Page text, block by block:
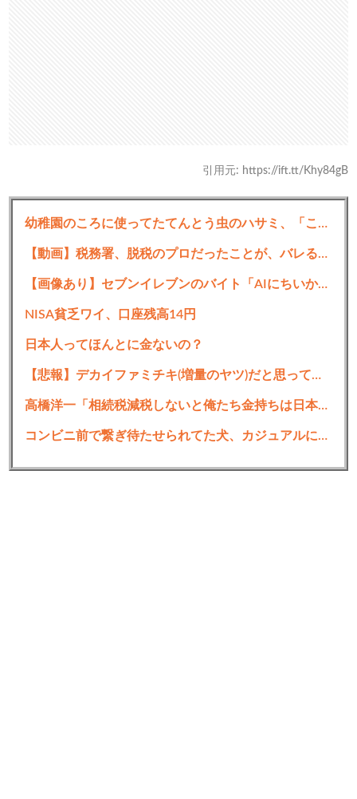
引用元: https://ift.tt/Khy84gB
幼稚園のころに使ってたてんとう虫のハサミ、「こう」なるｗｗｗｗｗｗ
【動画】税務署、脱税のプロだったことが、バレるwww
【画像あり】セブンイレブンのバイト「AIにちいかわの画像を食わせてっと………できた！」
NISA貧乏ワイ、口座残高14円
日本人ってほんとに金ないの？
【悲報】デカイファミチキ(増量のヤツ)だと思って買ったら小さかったからわざわざ店に戻って確認したら！！！！
高橋洋一「相続税減税しないと俺たち金持ちは日本から出ていく」ゾゾ前澤「出ていって下さい」
コンビニ前で繋ぎ待たせられてた犬、カジュアルに誘拐されかける・・・・・